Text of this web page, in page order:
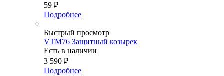
59 ₽
Подробнее
Быстрый просмотр
VTM76 Защитный козырек
Есть в наличии
3 590 ₽
Подробнее